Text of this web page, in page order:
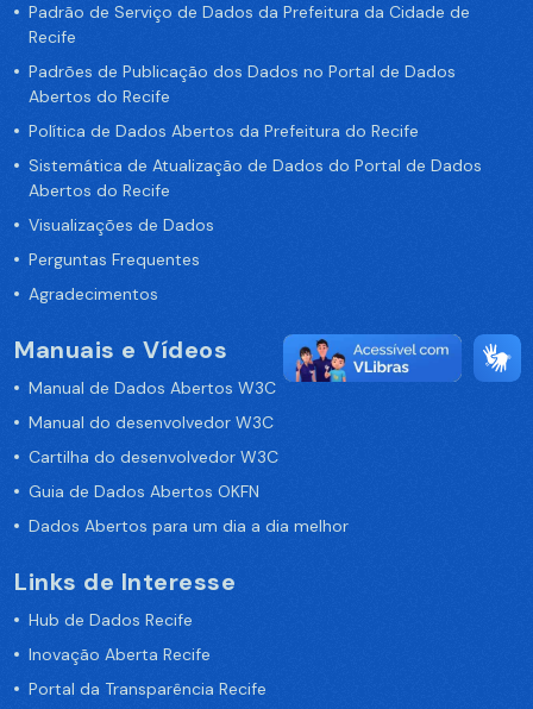
Padrão de Serviço de Dados da Prefeitura da Cidade de
Recife
Padrões de Publicação dos Dados no Portal de Dados
Abertos do Recife
Política de Dados Abertos da Prefeitura do Recife
Sistemática de Atualização de Dados do Portal de Dados
Abertos do Recife
Visualizações de Dados
Perguntas Frequentes
Agradecimentos
Manuais e Vídeos
Manual de Dados Abertos W3C
Manual do desenvolvedor W3C
Cartilha do desenvolvedor W3C
Guia de Dados Abertos OKFN
Dados Abertos para um dia a dia melhor
Links de Interesse
Hub de Dados Recife
Inovação Aberta Recife
Portal da Transparência Recife